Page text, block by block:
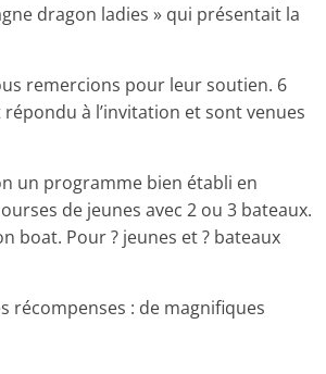
dragon ladies » qui présentait la
remercions pour leur soutien. 6
à l’invitation et sont venues
un programme bien établi en
de jeunes avec 2 ou 3 bateaux.
boat. Pour ? jeunes et ? bateaux
récompenses : de magnifiques